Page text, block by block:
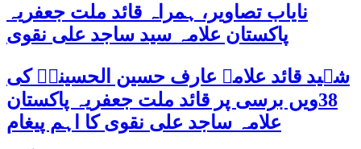
نایاب تصاویر، ہمراہ قائد ملت جعفریہ
پاکستان علامہ سید ساجد علی نقوی
شہید قائد علامہ عارف حسین الحسینیؒ کی
38ویں برسی پر قائد ملت جعفریہ پاکستان
علامہ ساجد علی نقوی کا اہم پیغام